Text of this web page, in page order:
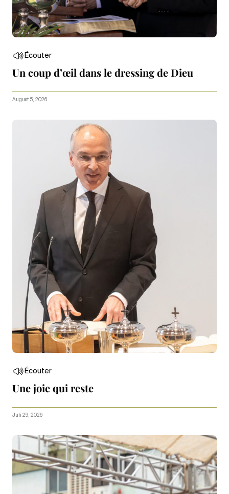
Écouter
Un coup d’œil dans le dressing de Dieu
August 5, 2026
Écouter
Une joie qui reste
Juli 29, 2026